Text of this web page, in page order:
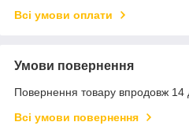
Всі умови оплати
Умови повернення
Повернення товару впродовж 14
Всі умови повернення